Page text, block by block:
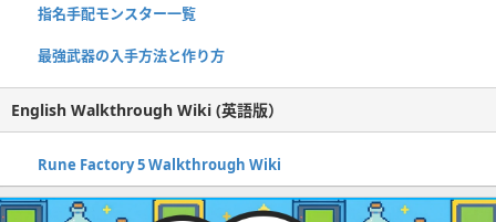
指名手配モンスター一覧
最強武器の入手方法と作り方
English Walkthrough Wiki (英語版）
Rune Factory 5 Walkthrough Wiki